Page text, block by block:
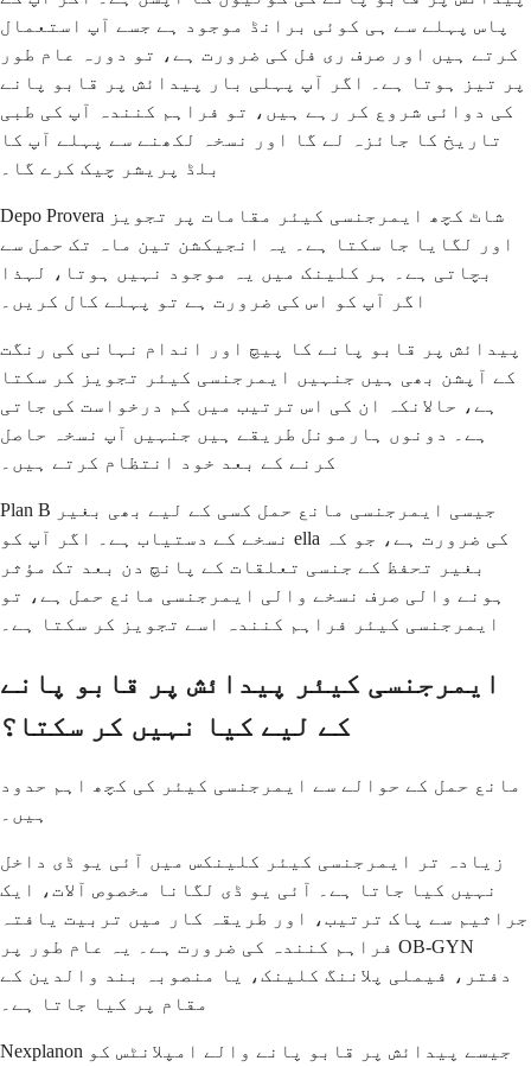
پاس پہلے سے ہی کوئی برانڈ موجود ہے جسے آپ استعمال
کرتے ہیں اور صرف ری فل کی ضرورت ہے، تو دورہ عام طور
پر تیز ہوتا ہے۔ اگر آپ پہلی بار پیدائش پر قابو پانے
کی دوائی شروع کر رہے ہیں، تو فراہم کنندہ آپ کی طبی
تاریخ کا جائزہ لے گا اور نسخہ لکھنے سے پہلے آپ کا
بلڈ پریشر چیک کرے گا۔
Depo Provera شاٹ کچھ ایمرجنسی کیئر مقامات پر تجویز
اور لگایا جا سکتا ہے۔ یہ انجیکشن تین ماہ تک حمل سے
بچاتی ہے۔ ہر کلینک میں یہ موجود نہیں ہوتا، لہذا
اگر آپ کو اس کی ضرورت ہے تو پہلے کال کریں۔
پیدائش پر قابو پانے کا پیچ اور اندام نہانی کی رنگت
کے آپشن بھی ہیں جنہیں ایمرجنسی کیئر تجویز کر سکتا
ہے، حالانکہ ان کی اس ترتیب میں کم درخواست کی جاتی
ہے۔ دونوں ہارمونل طریقے ہیں جنہیں آپ نسخہ حاصل
کرنے کے بعد خود انتظام کرتے ہیں۔
Plan B جیسی ایمرجنسی مانع حمل کسی کے لیے بھی بغیر
نسخے کے دستیاب ہے۔ اگر آپ کو ella کی ضرورت ہے، جو کہ
بغیر تحفظ کے جنسی تعلقات کے پانچ دن بعد تک مؤثر
ہونے والی صرف نسخے والی ایمرجنسی مانع حمل ہے، تو
ایمرجنسی کیئر فراہم کنندہ اسے تجویز کر سکتا ہے۔
ایمرجنسی کیئر پیدائش پر قابو پانے
کے لیے کیا نہیں کر سکتا؟
مانع حمل کے حوالے سے ایمرجنسی کیئر کی کچھ اہم حدود
ہیں۔
زیادہ تر ایمرجنسی کیئر کلینکس میں آئی یو ڈی داخل
نہیں کیا جاتا ہے۔ آئی یو ڈی لگانا مخصوص آلات، ایک
جراثیم سے پاک ترتیب، اور طریقہ کار میں تربیت یافتہ
فراہم کنندہ کی ضرورت ہے۔ یہ عام طور پر OB-GYN
دفتر، فیملی پلاننگ کلینک، یا منصوبہ بند والدین کے
مقام پر کیا جاتا ہے۔
Nexplanon جیسے پیدائش پر قابو پانے والے امپلانٹس کو